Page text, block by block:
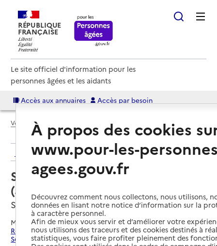
RÉPUBLIQUE
FRANÇAISE
Le site officiel d'information pour les
personnes âgées et les aidants
Accès aux annuaires Accès par besoin
Voir le fil d’Ariane
Retour aux résultats de l'annuaire
Service autonomie à domicile
(aide) – Millepatte
Sélestat, BAS-RHIN
Mis à jour le06/08/2026
Rechercher les établissements et services autour de
Sélestat.
À propos des cookies
www.pour-les-
agees.gouv.fr
Découvrez comment nous collectons, nous utilisons,
données en lisant notre notice d’information sur la
à caractère personnel.
Afin de mieux vous servir et d’améliorer votre
nous utilisons des traceurs et des cookies destinés à
statistiques, vous faire profiter pleinement des